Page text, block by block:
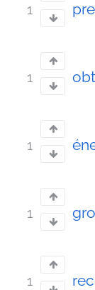
1
1
1
1
1